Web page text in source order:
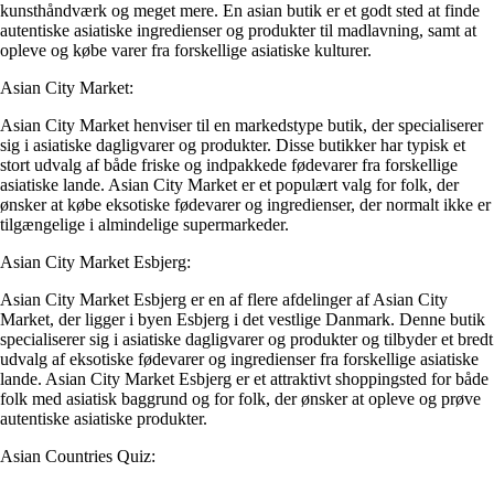
kunsthåndværk og meget mere. En asian butik er et godt sted at finde
autentiske asiatiske ingredienser og produkter til madlavning, samt at
opleve og købe varer fra forskellige asiatiske kulturer.
Asian City Market:
Asian City Market henviser til en markedstype butik, der specialiserer
sig i asiatiske dagligvarer og produkter. Disse butikker har typisk et
stort udvalg af både friske og indpakkede fødevarer fra forskellige
asiatiske lande. Asian City Market er et populært valg for folk, der
ønsker at købe eksotiske fødevarer og ingredienser, der normalt ikke er
tilgængelige i almindelige supermarkeder.
Asian City Market Esbjerg:
Asian City Market Esbjerg er en af flere afdelinger af Asian City
Market, der ligger i byen Esbjerg i det vestlige Danmark. Denne butik
specialiserer sig i asiatiske dagligvarer og produkter og tilbyder et bredt
udvalg af eksotiske fødevarer og ingredienser fra forskellige asiatiske
lande. Asian City Market Esbjerg er et attraktivt shoppingsted for både
folk med asiatisk baggrund og for folk, der ønsker at opleve og prøve
autentiske asiatiske produkter.
Asian Countries Quiz: